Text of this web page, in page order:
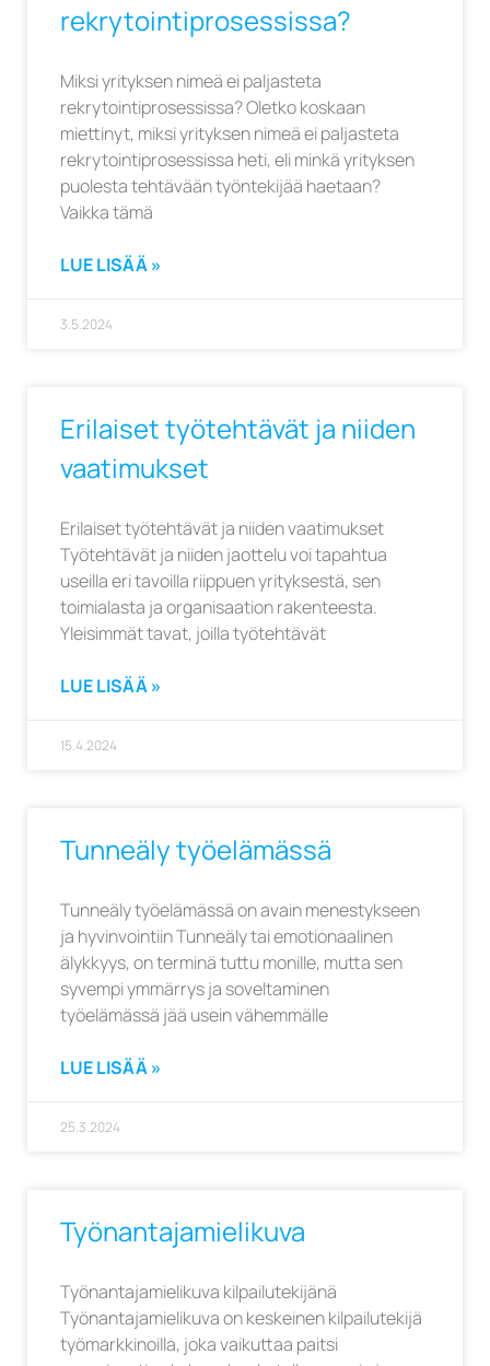
rekrytointiprosessissa?
Miksi yrityksen nimeä ei paljasteta
rekrytointiprosessissa? Oletko koskaan
miettinyt, miksi yrityksen nimeä ei paljasteta
rekrytointiprosessissa heti, eli minkä yrityksen
puolesta tehtävään työntekijää haetaan?
Vaikka tämä
LUE LISÄÄ »
3.5.2024
Erilaiset työtehtävät ja niiden
vaatimukset
Erilaiset työtehtävät ja niiden vaatimukset
Työtehtävät ja niiden jaottelu voi tapahtua
useilla eri tavoilla riippuen yrityksestä, sen
toimialasta ja organisaation rakenteesta.
Yleisimmät tavat, joilla työtehtävät
LUE LISÄÄ »
15.4.2024
Tunneäly työelämässä
Tunneäly työelämässä on avain menestykseen
ja hyvinvointiin Tunneäly tai emotionaalinen
älykkyys, on terminä tuttu monille, mutta sen
syvempi ymmärrys ja soveltaminen
työelämässä jää usein vähemmälle
LUE LISÄÄ »
25.3.2024
Työnantajamielikuva
Työnantajamielikuva kilpailutekijänä
Työnantajamielikuva on keskeinen kilpailutekijä
työmarkkinoilla, joka vaikuttaa paitsi